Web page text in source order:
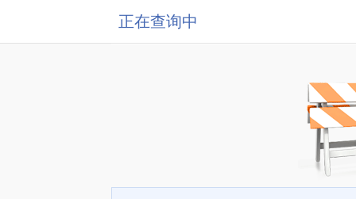
正在查询中